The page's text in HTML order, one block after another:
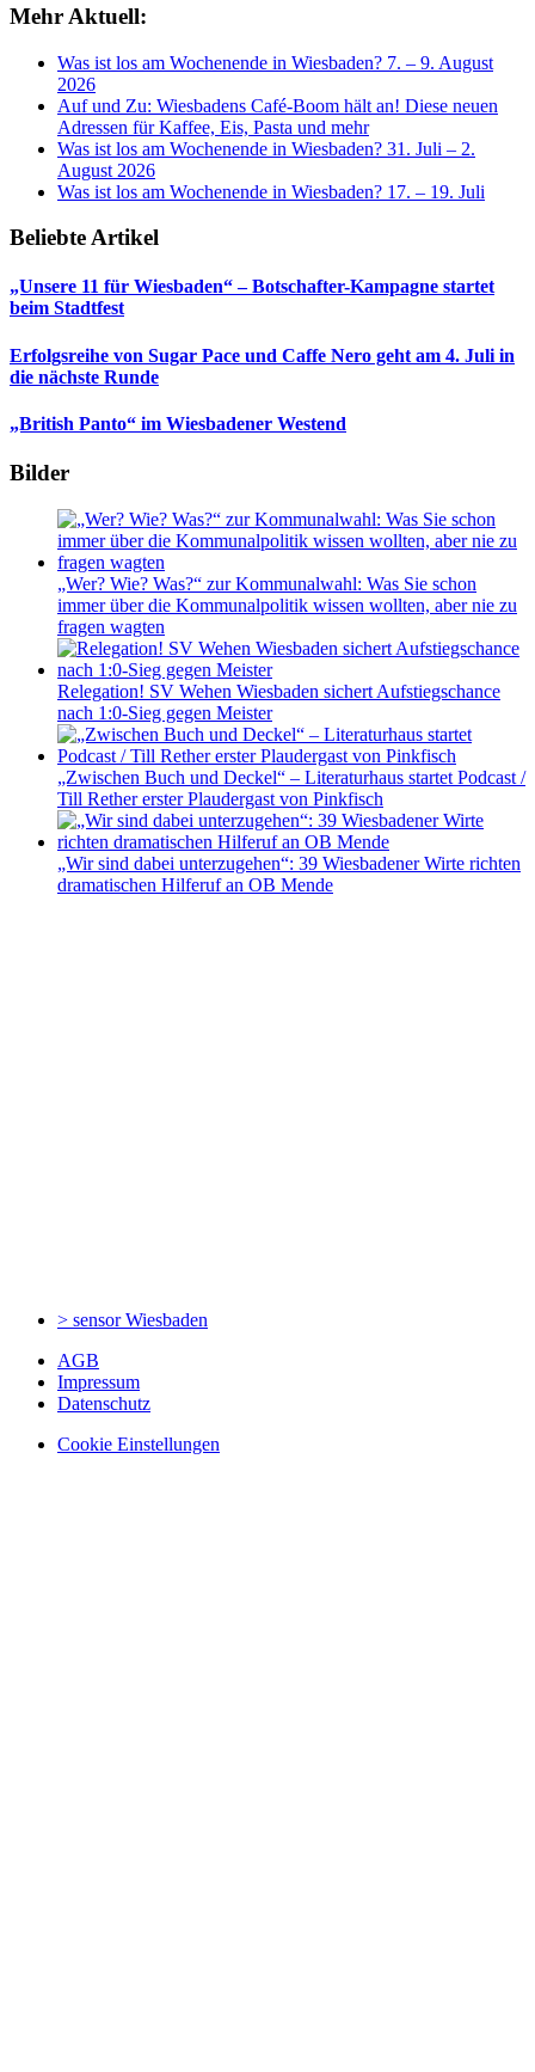
Mehr Aktuell:
Was ist los am Wochenende in Wiesbaden? 7. – 9. August
2026
Auf und Zu: Wiesbadens Café-Boom hält an! Diese neuen
Adressen für Kaffee, Eis, Pasta und mehr
Was ist los am Wochenende in Wiesbaden? 31. Juli – 2.
August 2026
Was ist los am Wochenende in Wiesbaden? 17. – 19. Juli
Beliebte Artikel
„Unsere 11 für Wiesbaden“ – Botschafter-Kampagne startet
beim Stadtfest
Erfolgsreihe von Sugar Pace und Caffe Nero geht am 4. Juli in
die nächste Runde
„British Panto“ im Wiesbadener Westend
Bilder
„Wer? Wie? Was?“ zur Kommunalwahl: Was Sie schon
immer über die Kommunalpolitik wissen wollten, aber nie zu
fragen wagten
Relegation! SV Wehen Wiesbaden sichert Aufstiegschance
nach 1:0-Sieg gegen Meister
„Zwischen Buch und Deckel“ – Literaturhaus startet Podcast /
Till Rether erster Plaudergast von Pinkfisch
„Wir sind dabei unterzugehen“: 39 Wiesbadener Wirte richten
dramatischen Hilferuf an OB Mende
> sensorWiesbaden
AGB
Impressum
Datenschutz
Cookie Einstellungen